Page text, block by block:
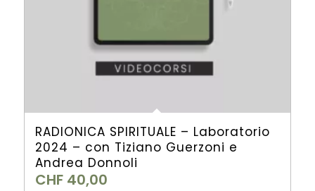
RADIONICA SPIRITUALE – Laboratorio
2024 – con Tiziano Guerzoni e
Andrea Donnoli
CHF40,00